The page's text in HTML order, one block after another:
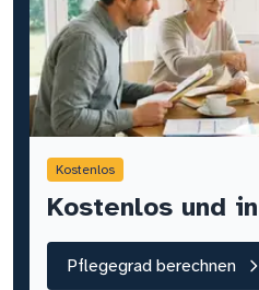
Kostenlos
Kostenlos und
Pflegegrad berechnen